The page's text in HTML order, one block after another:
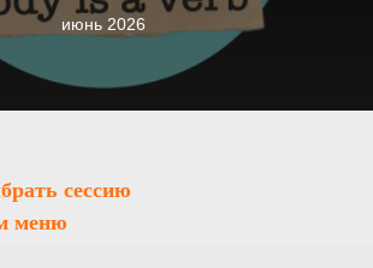
июнь 2026
сессию
меню